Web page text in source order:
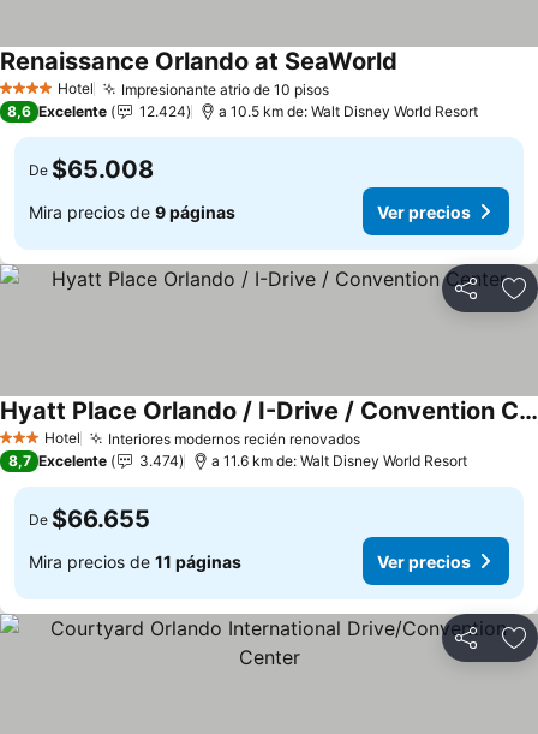
4 EstrellasHotel Impresionante atrio de 10 pisosVer precios
Renaissance Orlando at SeaWorld
8,6 Excelente 12.424 a 10.5 km de: Walt Disney World Resort
De $65.008
Mira precios de 9 páginas Ver precios
Compartir
3 Estrellas
Hotel Interiores modernos recién renovadosVer precios
Hyatt Place Orlando / I-Drive / Convention Center
Ver precios
8,7 Excelente 3.474 a 11.6 km de: Walt Disney World Resort
De $66.655
Mira precios de 11 páginas Ver precios
Compartir